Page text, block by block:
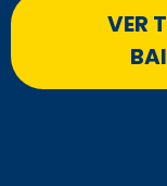
VER